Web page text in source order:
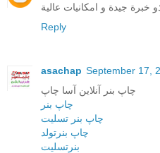
خبرة جيدة و امكانيات عالية
Reply
asachap September 17,
چاپ بنر آنلاین آسا چاپ
چاپ بنر
چاپ بنر تسلیت
چاپ بنرتولد
بنرتسلیت